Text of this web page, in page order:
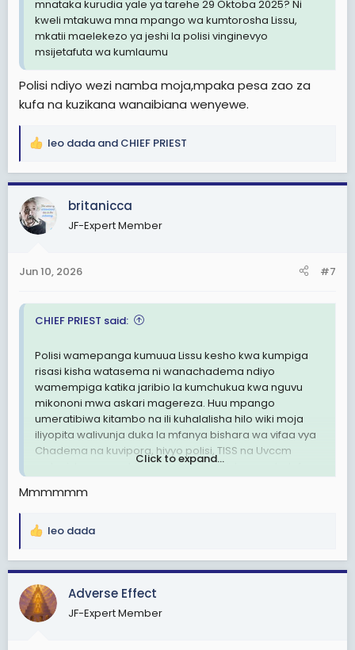
mnataka kurudia yale ya tarehe 29 Oktoba 2025? Ni
kweli mtakuwa mna mpango wa kumtorosha Lissu,
mkatii maelekezo ya jeshi la polisi vinginevyo
msijetafuta wa kumlaumu
Polisi ndiyo wezi namba moja,mpaka pesa zao za
kufa na kuzikana wanaibiana wenyewe.
R
a
c
t
i
s
leo dada and CHIEF PRIEST
britanicca
JF-Expert Member
Jun 10, 2026 #7
CHIEF PRIEST said:
Polisi wamepanga kumuua Lissu kesho kwa kumpiga
risasi kisha watasema ni wanachadema ndiyo
wamempiga katika jaribio la kumchukua kwa nguvu
mikononi mwa askari magereza. Huu mpango
umeratibiwa kitambo na ili kuhalalisha hilo wiki moja
iliyopita walivunja duka la mfanya bishara wa vifaa vya
Chadema na kuvipora, hivyo polisi, TISS na Uvccm
watavishwa nguo hizo kisha wataanzisha vuru halafu
Njama hii imepangwa baada ya kuona hawana
kunyongwa hadi afe, kama kawaida yao wameamua
Click to expand...
Mmmmmm
R
a
c
t
i
leo dada
Adverse Effect
JF-Expert Member